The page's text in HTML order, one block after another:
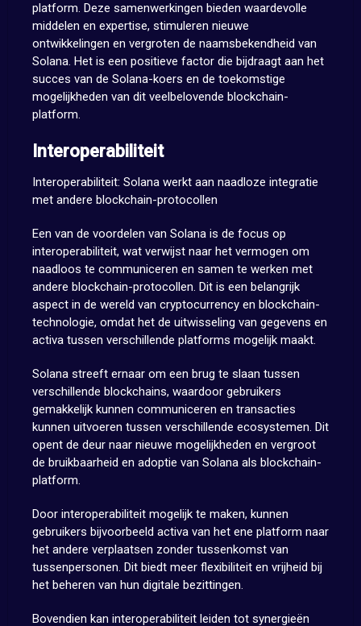
platform. Deze samenwerkingen bieden waardevolle
middelen en expertise, stimuleren nieuwe
ontwikkelingen en vergroten de naamsbekendheid van
Solana. Het is een positieve factor die bijdraagt aan het
succes van de Solana-koers en de toekomstige
mogelijkheden van dit veelbelovende blockchain-
platform.
Interoperabiliteit
Interoperabiliteit: Solana werkt aan naadloze integratie
met andere blockchain-protocollen
Een van de voordelen van Solana is de focus op
interoperabiliteit, wat verwijst naar het vermogen om
naadloos te communiceren en samen te werken met
andere blockchain-protocollen. Dit is een belangrijk
aspect in de wereld van cryptocurrency en blockchain-
technologie, omdat het de uitwisseling van gegevens en
activa tussen verschillende platforms mogelijk maakt.
Solana streeft ernaar om een brug te slaan tussen
verschillende blockchains, waardoor gebruikers
gemakkelijk kunnen communiceren en transacties
kunnen uitvoeren tussen verschillende ecosystemen. Dit
opent de deur naar nieuwe mogelijkheden en vergroot
de bruikbaarheid en adoptie van Solana als blockchain-
platform.
Door interoperabiliteit mogelijk te maken, kunnen
gebruikers bijvoorbeeld activa van het ene platform naar
het andere verplaatsen zonder tussenkomst van
tussenpersonen. Dit biedt meer flexibiliteit en vrijheid bij
het beheren van hun digitale bezittingen.
Bovendien kan interoperabiliteit leiden tot synergieën